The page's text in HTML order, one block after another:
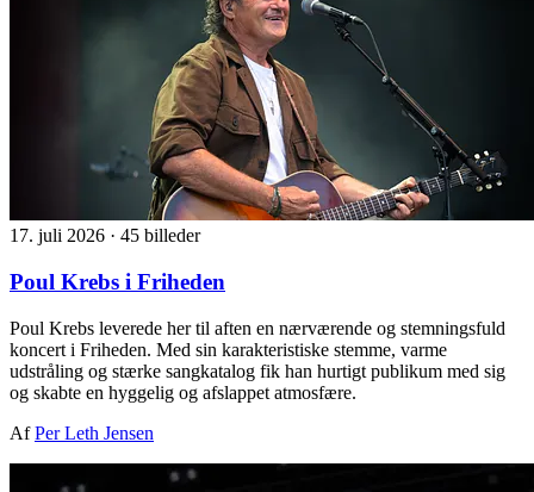
17. juli 2026 · 45 billeder
Poul Krebs i Friheden
Poul Krebs leverede her til aften en nærværende og stemningsfuld
koncert i Friheden. Med sin karakteristiske stemme, varme
udstråling og stærke sangkatalog fik han hurtigt publikum med sig
og skabte en hyggelig og afslappet atmosfære.
AfPer Leth Jensen